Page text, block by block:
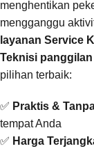
menghentikan
mengganggu
layanan Service
Teknisi panggilan
pilihan terbaik:
✅ Praktis &
tempat Anda
✅ Harga